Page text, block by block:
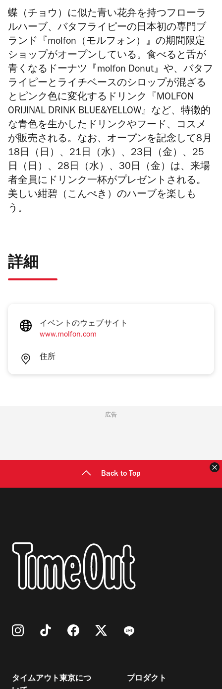
蝶（チョウ）に似た青い花弁を持つ フローラ
ルハーブ、バタフライピーの 日本初の専門ブ
ランド『molfon（モルフォン）』の期間限定
ショップがオープンしている。食べると舌が
青くなるドーナツ『molfon Donut』や、バタフ
ライピーとライチベースのシロップが混ざる
とピンク色に変化するドリンク『MOLFON
ORIJINAL DRINK BLUE&YELLOW』など、特徴的
な青色を生かしたドリンクやフード、コスメ
が販売される。なお、オープンを記念して8月
18日（日）、21日（水）、23日（金）、25
日（日）、28日（水）、30日（金）は、来場
者全員にドリンク一杯がプレゼントされる。
美しい紺碧（こんぺき）のハーブを楽しも
う。
詳細
イベントのウェブサイト
www.molfon.com
住所
広告
Back to Top
タイムアウト東京につ
プロダクト